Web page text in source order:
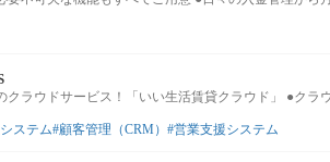
クラウドサービス！「いい生活賃貸クラウド」 ●クラ
ステム 顧客管理（CRM） 営業支援システム